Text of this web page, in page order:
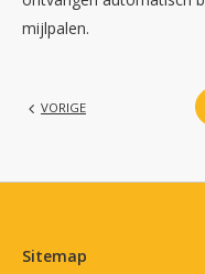
mijlpalen.
VORIGE
Contactinformatie
Sitemap